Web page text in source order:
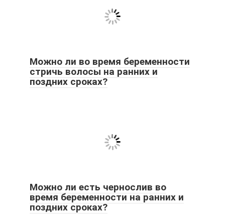
Можно ли во время беременности
стричь волосы на ранних и
поздних сроках?
Можно ли есть чернослив во
время беременности на ранних и
поздних сроках?